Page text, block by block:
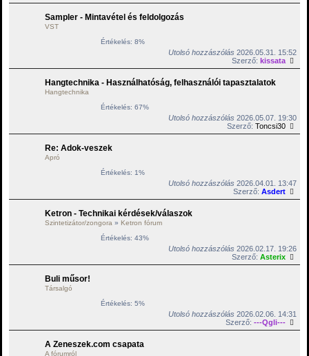
Sampler - Mintavétel és feldolgozás
VST
Értékelés: 8%
Utolsó hozzászólás 2026.05.31. 15:52
Szerző:kissata
Hangtechnika - Használhatóság, felhasználói tapasztalatok
Hangtechnika
Értékelés: 67%
Utolsó hozzászólás 2026.05.07. 19:30
Szerző:Toncsi30
Re: Adok-veszek
Apró
Értékelés: 1%
Utolsó hozzászólás 2026.04.01. 13:47
Szerző:Asdert
Ketron - Technikai kérdések/válaszok
Szintetizátor/zongora » Ketron fórum
Értékelés: 43%
Utolsó hozzászólás 2026.02.17. 19:26
Szerző:Asterix
Buli műsor!
Társalgó
Értékelés: 5%
Utolsó hozzászólás 2026.02.06. 14:31
Szerző:---Qgli---
A Zeneszek.com csapata
A fórumról